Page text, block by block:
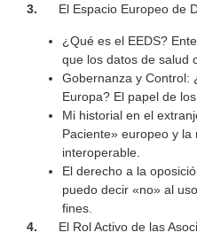
3. El Espacio Europeo de
¿Qué es el EEDS?
que los datos de salud
Gobernanza y Control:
Europa? El papel de
Mi historial en el
Paciente» europeo y la
interoperable.
El derecho a la
puedo decir «no» al
fines.
4. El Rol Activo de las